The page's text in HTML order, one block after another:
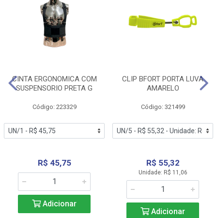
CINTA ERGONOMICA COM
SUSPENSORIO PRETA G
Código: 223329
R$ 45,75
Adicionar
CLIP BFORT PORTA LUVA
AMARELO
Código: 321499
R$ 55,32
Unidade: R$ 11,06
Adicionar